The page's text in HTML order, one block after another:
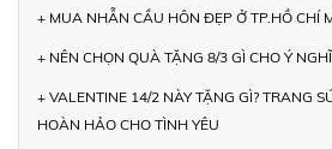
+ MUA NHẪN CẦU HÔN ĐẸP Ở TP.HỒ CHÍ
+ NÊN CHỌN QUÀ TẶNG 8/3 GÌ CHO Ý
+ VALENTINE 14/2 NÀY TẶNG GÌ? TRANG
HOÀN HẢO CHO TÌNH YÊU